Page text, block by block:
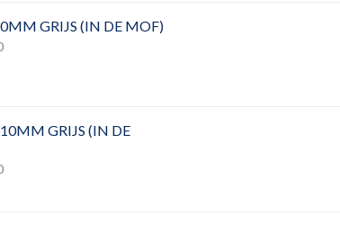
GRIJS (IN DE MOF)
GRIJS (IN DE